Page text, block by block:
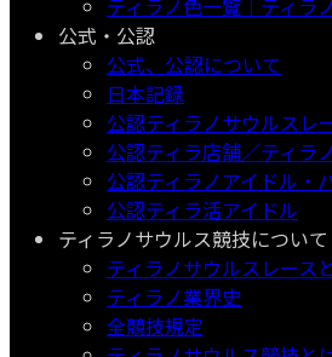
ティラノ色一覧｜ティラ
公式・公認
公式、公認について
日本記録
公認ティラノサウルスレ
公認ティラ店舗／ティラ
公認ティラノアイドル・
公認ティラ活アイドル
ティラノサウルス競技について
ティラノサウルスレース
ティラノ業界史
全競技規定